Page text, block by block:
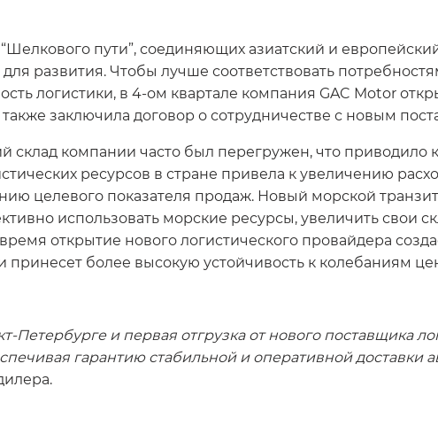
пути”, соединяющих азиатский и
развития. Чтобы лучше соответствовать
логистики, в 4-ом квартале компания GAC Motor
заключила договор о сотрудничестве с новым
склад компании часто был перегружен, что приводило
ресурсов в стране привела к увеличению
целевого показателя продаж. Новый морской
использовать морские ресурсы, увеличить свои
открытие нового логистического провайдера
более высокую устойчивость к колебаниям
Петербурге и первая отгрузка от нового поставщика
гарантию стабильной и оперативной доставки